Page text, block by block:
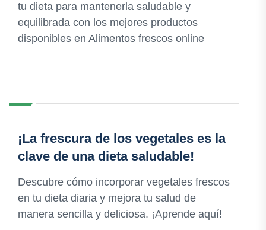
tu dieta para mantenerla saludable y
equilibrada con los mejores productos
disponibles en Alimentos frescos online
¡La frescura de los vegetales es la
clave de una dieta saludable!
Descubre cómo incorporar vegetales frescos
en tu dieta diaria y mejora tu salud de
manera sencilla y deliciosa. ¡Aprende aquí!